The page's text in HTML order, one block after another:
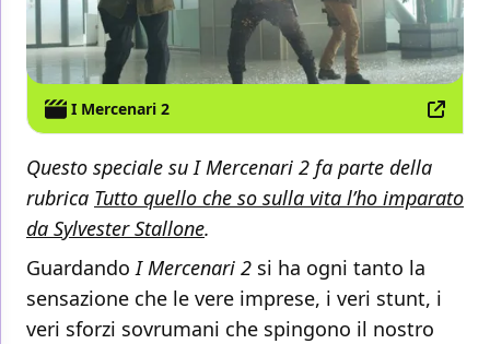
I Mercenari 2
Questo speciale su I Mercenari 2 fa parte della
rubrica Tutto quello che so sulla vita l’ho imparato
da Sylvester Stallone.
GuardandoI Mercenari 2 si ha ogni tanto la
sensazione che le vere imprese, i veri stunt, i
veri sforzi sovrumani che spingono il nostro